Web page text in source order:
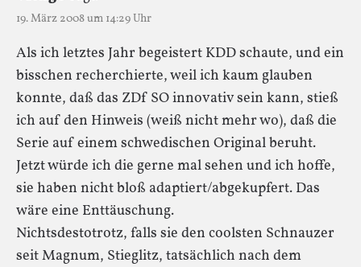
19. März 2008 um 14:29 Uhr
Als ich letztes Jahr begeistert KDD schaute, und ein
bisschen recherchierte, weil ich kaum glauben
konnte, daß das ZDf SO innovativ sein kann, stieß
ich auf den Hinweis (weiß nicht mehr wo), daß die
Serie auf einem schwedischen Original beruht.
Jetzt würde ich die gerne mal sehen und ich hoffe,
sie haben nicht bloß adaptiert/abgekupfert. Das
wäre eine Enttäuschung.
Nichtsdestotrotz, falls sie den coolsten Schnauzer
seit Magnum, Stieglitz, tatsächlich nach dem